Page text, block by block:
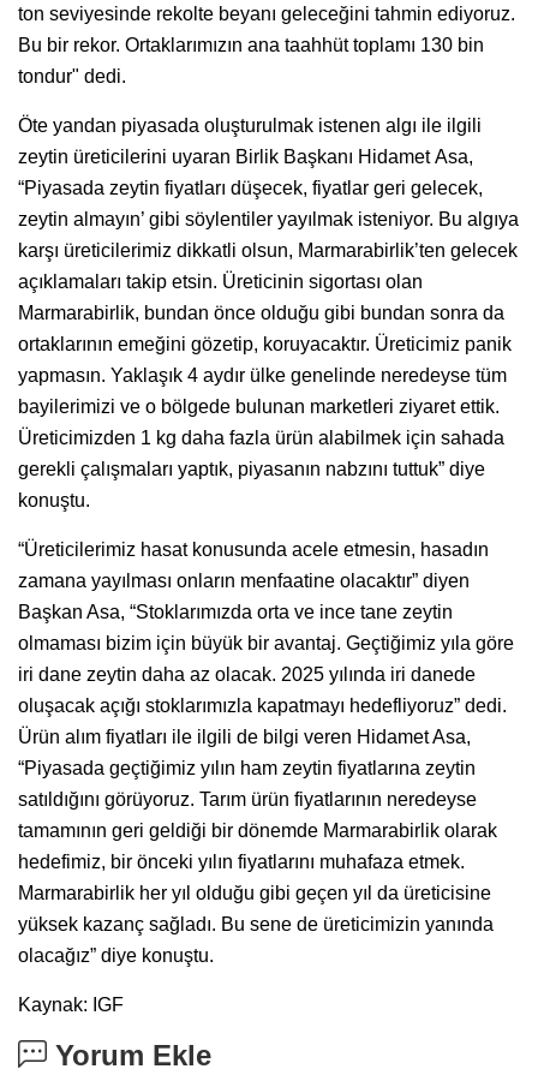
ton seviyesinde rekolte beyanı geleceğini tahmin ediyoruz.
Bu bir rekor. Ortaklarımızın ana taahhüt toplamı 130 bin
tondur" dedi.
Öte yandan piyasada oluşturulmak istenen algı ile ilgili
zeytin üreticilerini uyaran Birlik Başkanı Hidamet Asa,
“Piyasada zeytin fiyatları düşecek, fiyatlar geri gelecek,
zeytin almayın’ gibi söylentiler yayılmak isteniyor. Bu algıya
karşı üreticilerimiz dikkatli olsun, Marmarabirlik’ten gelecek
açıklamaları takip etsin. Üreticinin sigortası olan
Marmarabirlik, bundan önce olduğu gibi bundan sonra da
ortaklarının emeğini gözetip, koruyacaktır. Üreticimiz panik
yapmasın. Yaklaşık 4 aydır ülke genelinde neredeyse tüm
bayilerimizi ve o bölgede bulunan marketleri ziyaret ettik.
Üreticimizden 1 kg daha fazla ürün alabilmek için sahada
gerekli çalışmaları yaptık, piyasanın nabzını tuttuk” diye
konuştu.
“Üreticilerimiz hasat konusunda acele etmesin, hasadın
zamana yayılması onların menfaatine olacaktır” diyen
Başkan Asa, “Stoklarımızda orta ve ince tane zeytin
olmaması bizim için büyük bir avantaj. Geçtiğimiz yıla göre
iri dane zeytin daha az olacak. 2025 yılında iri danede
oluşacak açığı stoklarımızla kapatmayı hedefliyoruz” dedi.
Ürün alım fiyatları ile ilgili de bilgi veren Hidamet Asa,
“Piyasada geçtiğimiz yılın ham zeytin fiyatlarına zeytin
satıldığını görüyoruz. Tarım ürün fiyatlarının neredeyse
tamamının geri geldiği bir dönemde Marmarabirlik olarak
hedefimiz, bir önceki yılın fiyatlarını muhafaza etmek.
Marmarabirlik her yıl olduğu gibi geçen yıl da üreticisine
yüksek kazanç sağladı. Bu sene de üreticimizin yanında
olacağız” diye konuştu.
Kaynak: IGF
Yorum Ekle